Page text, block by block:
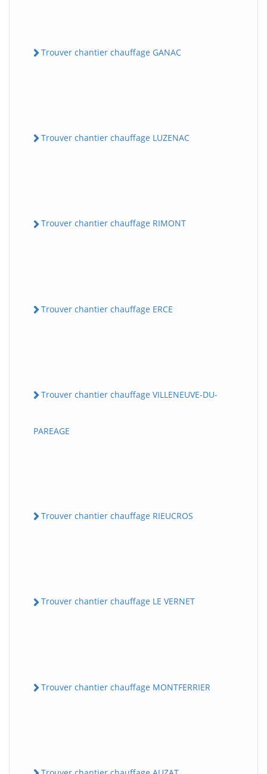
Trouver chantier chauffage GANAC
Trouver chantier chauffage LUZENAC
Trouver chantier chauffage RIMONT
Trouver chantier chauffage ERCE
Trouver chantier chauffage VILLENEUVE-DU-
PAREAGE
Trouver chantier chauffage RIEUCROS
Trouver chantier chauffage LE VERNET
Trouver chantier chauffage MONTFERRIER